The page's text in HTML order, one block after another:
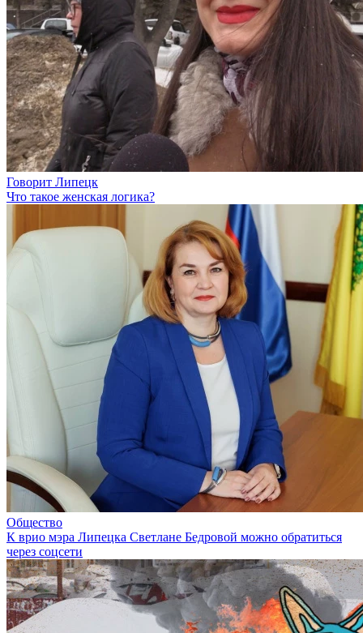
Говорит Липецк
Что такое женская логика?
Общество
К врио мэра Липецка Светлане Бедровой можно обратиться
через соцсети